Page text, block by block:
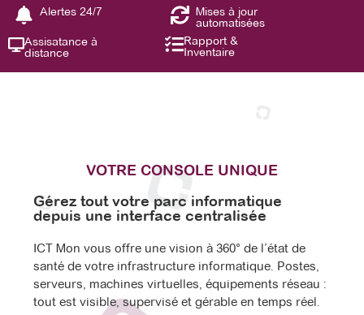
Alertes 24/7 Mises à jour
automatisées
Assisatance à
distance
Rapport &
Inventaire
VOTRE CONSOLE UNIQUE
Gérez tout votre parc informatique
depuis une interface centralisée
ICT Mon vous offre une vision à 360° de l’état de
santé de votre infrastructure informatique. Postes,
serveurs, machines virtuelles, équipements réseau :
tout est visible, supervisé et gérable en temps réel.